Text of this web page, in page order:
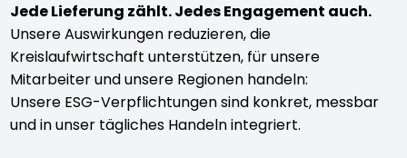
Jede Lieferung zählt. Jedes Engagement auch.
Unsere Auswirkungen reduzieren, die
Kreislaufwirtschaft unterstützen, für unsere
Mitarbeiter und unsere Regionen handeln:
Unsere ESG-Verpflichtungen sind konkret, messbar
und in unser tägliches Handeln integriert.